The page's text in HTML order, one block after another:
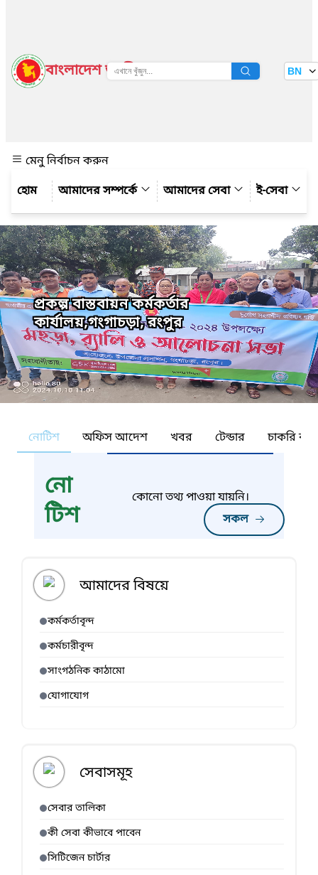
বাংলাদেশ জাতীয় তথ্য বাতায়ন BN
মেনু নির্বাচন করুন
আমাদের সম্পর্কে
আমাদের সেবা ই-সেবা
প্রকল্প বাস্তবায়ন কর্মকর্তার
কার্যালয়,গংগাচড়া, রংপুর
নোটিশ অফিস আদেশ খবর টেন্ডার চাকরি
নো
টিশ
সকল
কোনো তথ্য পাওয়া যায়নি।
আমাদের বিষয়ে
কর্মকর্তাবৃন্দ
কর্মচারীবৃন্দ
সাংগঠনিক কাঠামো
যোগাযোগ
সেবাসমূহ
সেবার তালিকা
কী সেবা কীভাবে পাবেন
সিটিজেন চার্টার